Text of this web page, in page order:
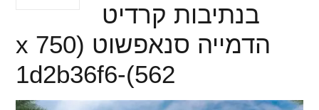
בנתיבות קרדיט
הדמייה סנאפשוט (750 x
562)-1d2b36f6